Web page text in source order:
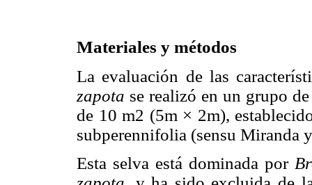
Materiales y métodos
La evaluación de las
zapota se realizó en un grupo
de 10 m2 (5m × 2m),
subperennifolia (sensu Miranda
Esta selva está dominada por